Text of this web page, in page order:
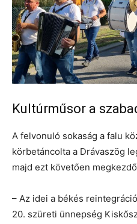
Kultúrműsor a
A felvonuló sokaság a falu
körbetáncolta a Drávaszög
majd ezt követően
– Az idei a békés
20. szüreti ünnepség